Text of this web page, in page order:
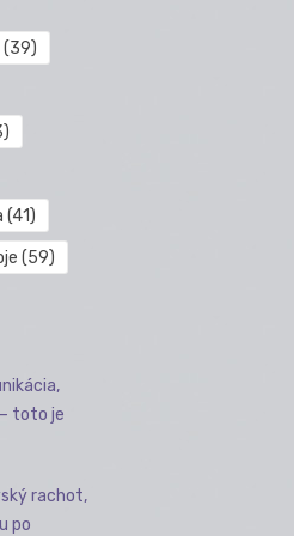
(39)
(41)
(59)
toto je
rachot,
po